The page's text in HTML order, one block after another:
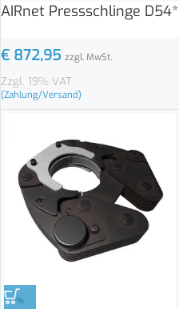
AIRnet Pressschlinge D54*
€ 872,95 zzgl. MwSt.
Zzgl. 19% VAT
(Zahlung/Versand)
%